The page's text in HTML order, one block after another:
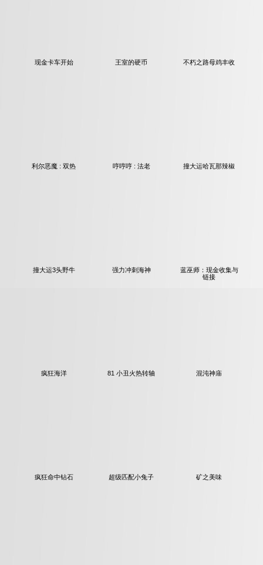
现金卡车开始 王室的硬币 不朽之路母鸡丰收
利尔恶魔 : 双热 哼哼哼 : 法老 撞大运哈瓦那辣椒
撞大运3头野牛 强力冲刺海神
蓝巫师：现金收集与
链接